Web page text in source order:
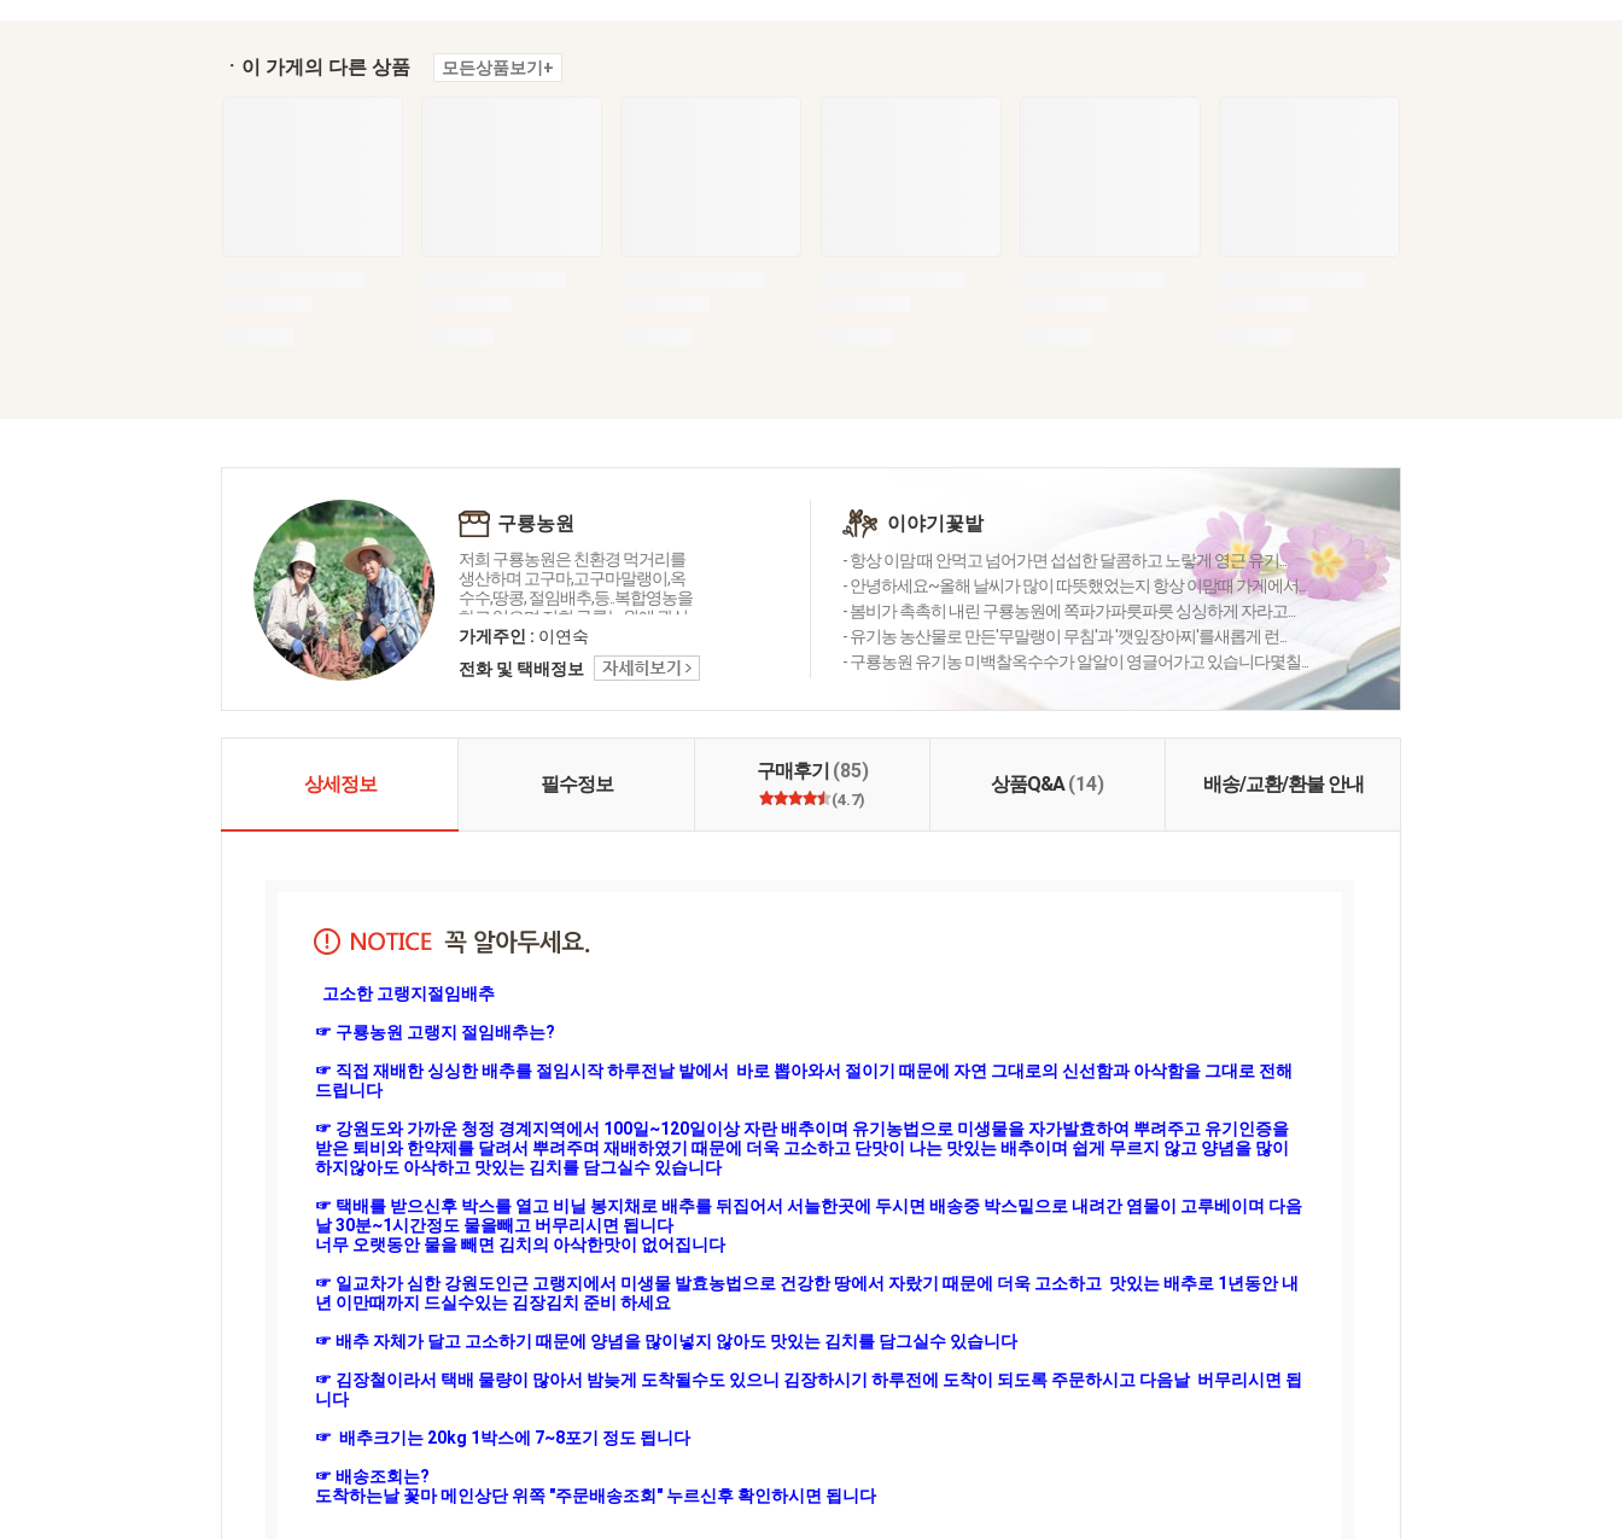
ㆍ이 가게의 다른 상품 모든상품보기+
구룡농원
저희 구룡농원은 친환경 먹거리를
생산하며 고구마,고구마말랭이,옥
수수,땅콩, 절임배추,등..복합영농을
하고 있으며 저희 구룡농원에 관심
과 애정을갖고 찾는 여러분들께 따
뜻하고 정겨움을 나눌수 있도록 최
선을 다하겠습니다.
가게주인 : 이연숙
전화 및 택배정보
이야기꽃밭
- 항상 이맘 때 안먹고 넘어가면 섭섭한 달콤하고 노랗게 영근 유기...
- 안녕하세요~올해 날씨가 많이 따뜻했었는지 항상 이맘때 가게에서...
- 봄비가 촉촉히 내린 구룡농원에 쪽파가파릇파릇 싱싱하게 자라고...
- 유기농 농산물로 만든'무말랭이 무침'과 '깻잎장아찌'를새롭게 런...
- 구룡농원 유기농 미백찰옥수수가 알알이 영글어가고 있습니다몇칠...
상세정보 필수정보
구매후기 (85)
(4.7)
상품Q&A(14) 배송/교환/환불 안내
☞ 구룡농원 고랭지 절임배추는?
☞ 직접 재배한 싱싱한 배추를 절임시작 하루전날 밭에서  바로 뽑아와서 절이기 때문에 자연 그대로의 신선함과 아삭함을 그대로 전해
드립니다
☞ 강원도와 가까운 청정 경계지역에서 100일~120일이상 자란 배추이며 유기농법으로 미생물을 자가발효하여 뿌려주고 유기인증을
받은 퇴비와 한약제를 달려서 뿌려주며 재배하였기 때문에 더욱 고소하고 단맛이 나는 맛있는 배추이며 쉽게 무르지 않고 양념을 많이
하지않아도 아삭하고 맛있는 김치를 담그실수 있습니다
☞ 택배를 받으신후 박스를 열고 비닐 봉지채로 배추를 뒤집어서 서늘한곳에 두시면 배송중 박스밑으로 내려간 염물이 고루베이며 다음
날 30분~1시간정도 물을빼고 버무리시면 됩니다
너무 오랫동안 물을 빼면 김치의 아삭한맛이 없어집니다
☞ 일교차가 심한 강원도인근 고랭지에서 미생물 발효농법으로 건강한 땅에서 자랐기 때문에 더욱 고소하고  맛있는 배추로 1년동안 내
년 이만때까지 드실수있는 김장김치 준비 하세요
☞ 배추 자체가 달고 고소하기 때문에 양념을 많이넣지 않아도 맛있는 김치를 담그실수 있습니다
☞ 김장철이라서 택배 물량이 많아서 밤늦게 도착될수도 있으니 김장하시기 하루전에 도착이 되도록 주문하시고 다음날  버무리시면 됩
니다
☞  배추크기는 20kg 1박스에 7~8포기 정도 됩니다
☞ 배송조회는?
도착하는날 꽃마 메인상단 위쪽 "주문배송조회" 누르신후 확인하시면 됩니다